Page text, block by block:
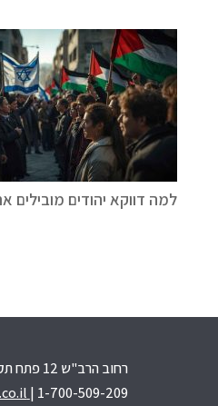
למה דווקא יהודים
רחוב הרב"ש 12 פתח תקוה
| 1-700-509-209